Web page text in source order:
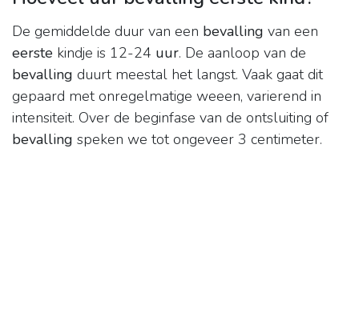
De gemiddelde duur van een bevalling van een
eerste kindje is 12-24 uur. De aanloop van de
bevalling duurt meestal het langst. Vaak gaat dit
gepaard met onregelmatige weeen, varierend in
intensiteit. Over de beginfase van de ontsluiting of
bevalling speken we tot ongeveer 3 centimeter.